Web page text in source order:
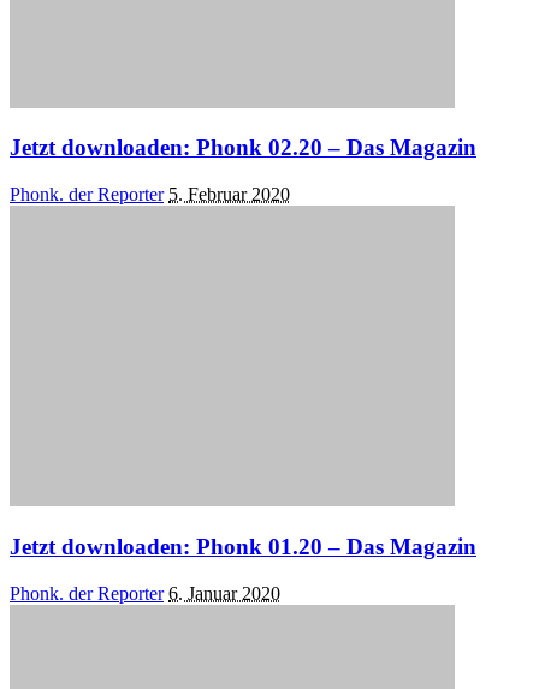
Jetzt downloaden: Phonk 02.20 – Das Magazin
Posted
Phonk. der Reporter 5. Februar 2020
Jetzt downloaden: Phonk 01.20 – Das Magazin
Posted
Phonk. der Reporter 6. Januar 2020